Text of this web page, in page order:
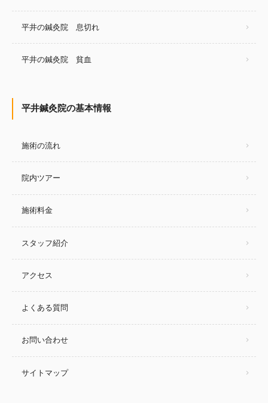
平井の鍼灸院 息切れ
平井の鍼灸院 貧血
平井鍼灸院の基本情報
施術の流れ
院内ツアー
施術料金
スタッフ紹介
アクセス
よくある質問
お問い合わせ
サイトマップ